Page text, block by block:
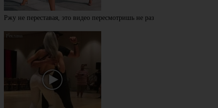
Ржу не переставая, это видео пересмотришь не раз